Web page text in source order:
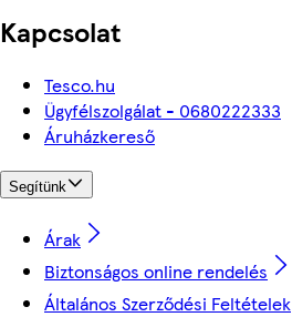
Kapcsolat
Tesco.hu
Ügyfélszolgálat - 0680222333
Áruházkereső
Segítünk
Árak
Biztonságos online rendelés
Általános Szerződési Feltételek